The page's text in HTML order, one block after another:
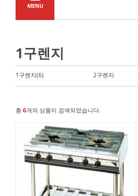
MENU
1구렌지
1구렌지(6) 2구렌지
총 6개의 상품이 검색되었습니다.